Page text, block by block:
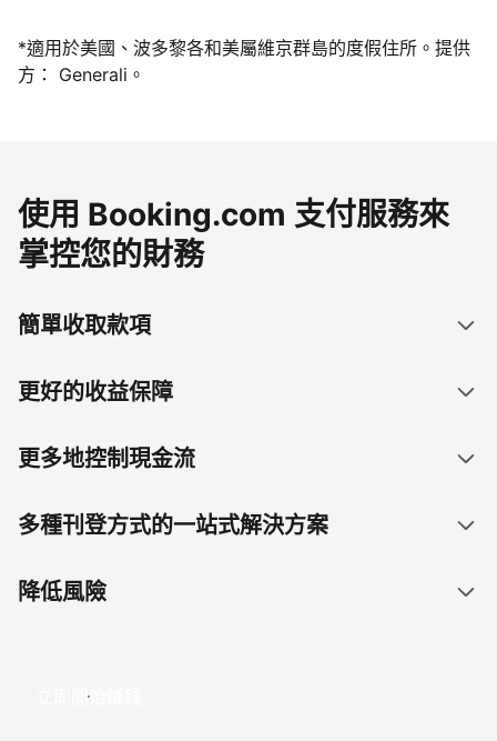
*適用於美國、波多黎各和美屬維京群島的度假住所。提供
方： Generali。
使用 Booking.com 支付服務來
掌控您的財務
簡單收取款項
更好的收益保障
更多地控制現金流
多種刊登方式的一站式解決方案
降低風險
立即開始賺錢